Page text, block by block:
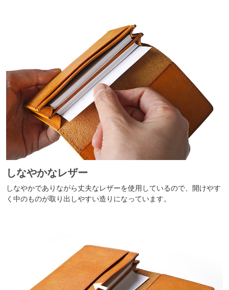
しなやかなレザー
しなやかでありながら丈夫なレザーを使用しているので、開けやす
く中のものが取り出しやすい造りになっています。